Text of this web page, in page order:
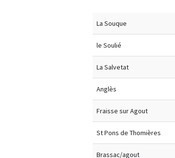
La Souque
le Soulié
La Salvetat
Anglès
Fraisse sur Agout
St Pons de Thomières
Brassac/agout